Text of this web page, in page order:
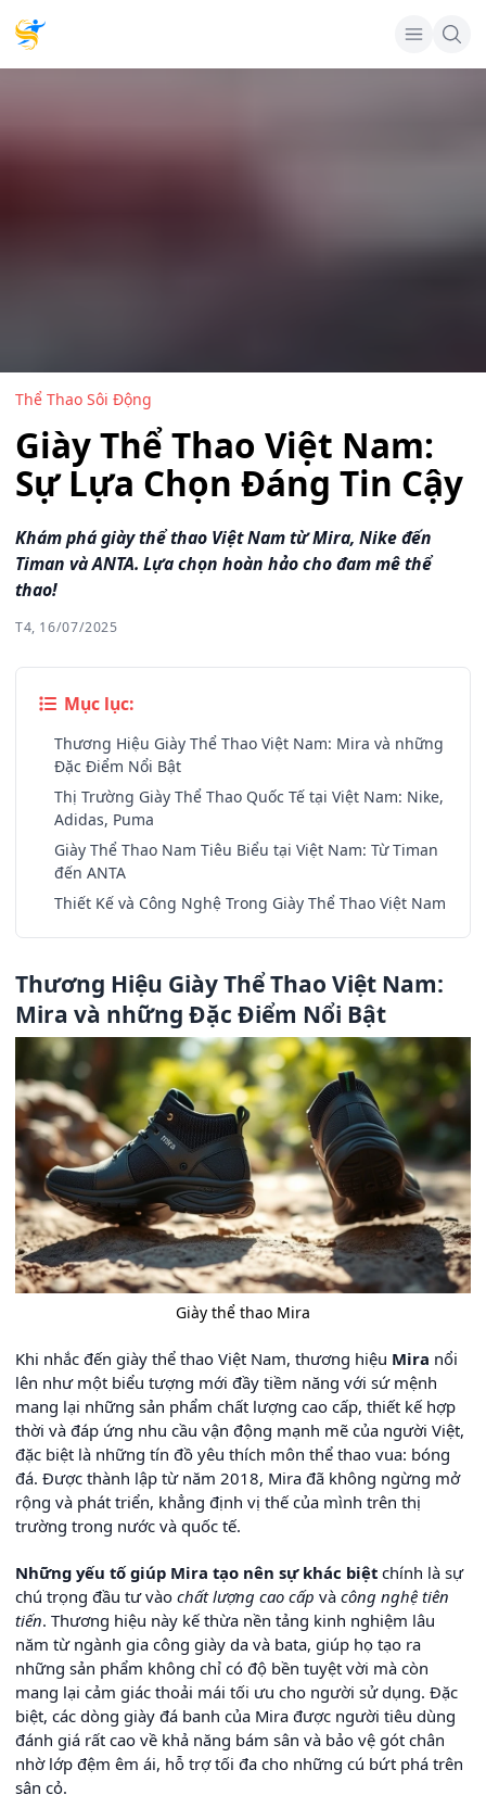
Thể Thao Sôi Động
Giày Thể Thao Việt Nam:
Sự Lựa Chọn Đáng Tin Cậy
Khám phá giày thể thao Việt Nam từ Mira, Nike đến
Timan và ANTA. Lựa chọn hoàn hảo cho đam mê thể
thao!
T4, 16/07/2025
Mục lục:
Thương Hiệu Giày Thể Thao Việt Nam: Mira và những
Đặc Điểm Nổi Bật
Thị Trường Giày Thể Thao Quốc Tế tại Việt Nam: Nike,
Adidas, Puma
Giày Thể Thao Nam Tiêu Biểu tại Việt Nam: Từ Timan
đến ANTA
Thiết Kế và Công Nghệ Trong Giày Thể Thao Việt Nam
Thương Hiệu Giày Thể Thao Việt Nam:
Mira và những Đặc Điểm Nổi Bật
Giày thể thao Mira
Khi nhắc đến giày thể thao Việt Nam, thương hiệu Mira nổi
lên như một biểu tượng mới đầy tiềm năng với sứ mệnh
mang lại những sản phẩm chất lượng cao cấp, thiết kế hợp
thời và đáp ứng nhu cầu vận động mạnh mẽ của người Việt,
đặc biệt là những tín đồ yêu thích môn thể thao vua: bóng
đá. Được thành lập từ năm 2018, Mira đã không ngừng mở
rộng và phát triển, khẳng định vị thế của mình trên thị
trường trong nước và quốc tế.
Những yếu tố giúp Mira tạo nên sự khác biệt chính là sự
chú trọng đầu tư vào chất lượng cao cấp và công nghệ tiên
tiến. Thương hiệu này kế thừa nền tảng kinh nghiệm lâu
năm từ ngành gia công giày da và bata, giúp họ tạo ra
những sản phẩm không chỉ có độ bền tuyệt vời mà còn
mang lại cảm giác thoải mái tối ưu cho người sử dụng. Đặc
biệt, các dòng giày đá banh của Mira được người tiêu dùng
đánh giá rất cao về khả năng bám sân và bảo vệ gót chân
nhờ lớp đệm êm ái, hỗ trợ tối đa cho những cú bứt phá trên
sân cỏ.